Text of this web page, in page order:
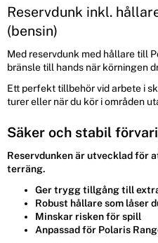
Reservdunk inkl.
(bensin)
Med reservdunk med hållare till
bränsle till hands när körningen
Ett perfekt tillbehör vid arbete i
turer eller när du kör i områden
Säker och stabil
Reservdunken är utvecklad för
terräng.
Ger trygg tillgång till
Robust hållare som låser
Minskar risken för spill
Anpassad för Polaris